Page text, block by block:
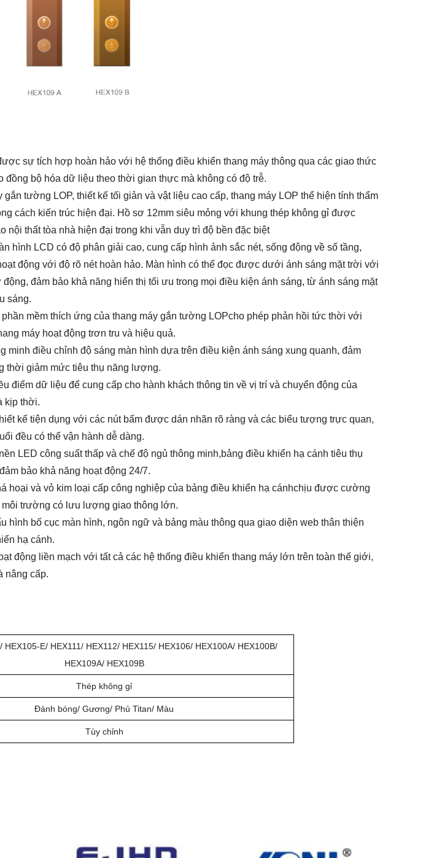
sự tích hợp hoàn hảo với hệ thống điều khiển thang máy thông qua các giao thức
đồng bộ hóa dữ liệu theo thời gian thực mà không có độ trễ.
gắn tường LOP, thiết kế tối giản và vật liệu cao cấp, thang máy LOP thể hiện tính thẩm
cách kiến ​​trúc hiện đại. Hồ sơ 12mm siêu mỏng với khung thép không gỉ được
nội thất tòa nhà hiện đại trong khi vẫn duy trì độ bền đặc biệt
hình LCD có độ phân giải cao, cung cấp hình ảnh sắc nét, sống động về số tầng,
động với độ rõ nét hoàn hảo. Màn hình có thể đọc được dưới ánh sáng mặt trời với
đảm bảo khả năng hiển thị tối ưu trong mọi điều kiện ánh sáng, từ ánh sáng mặt
sáng.
mềm thích ứng của thang máy gắn tường LOPcho phép phản hồi tức thời với
máy hoạt động trơn tru và hiệu quả.
minh điều chỉnh độ sáng màn hình dựa trên điều kiện ánh sáng xung quanh, đảm
thời giảm mức tiêu thụ năng lượng.
điểm dữ liệu để cung cấp cho hành khách thông tin về vị trí và chuyển động của
kịp thời.
kế tiện dụng với các nút bấm được dán nhãn rõ ràng và các biểu tượng trực quan,
đều có thể vận hành dễ dàng.
LED công suất thấp và chế độ ngủ thông minh,bảng điều khiển hạ cánh tiêu thụ
bảo khả năng hoạt động 24/7.
hoại và vỏ kim loại cấp công nghiệp của bảng điều khiển hạ cánhchịu được cường
trường có lưu lượng giao thông lớn.
hình bố cục màn hình, ngôn ngữ và bảng màu thông qua giao diện web thân thiện
hạ cánh.
động liền mạch với tất cả các hệ thống điều khiển thang máy lớn trên toàn thế giới,
nâng cấp.
HEX105-E/ HEX111/ HEX112/ HEX115/ HEX106/ HEX100A/ HEX100B/
HEX109A/ HEX109B
Thép không gỉ
Đánh bóng/ Gương/ Phủ Titan/ Màu
Tùy chỉnh